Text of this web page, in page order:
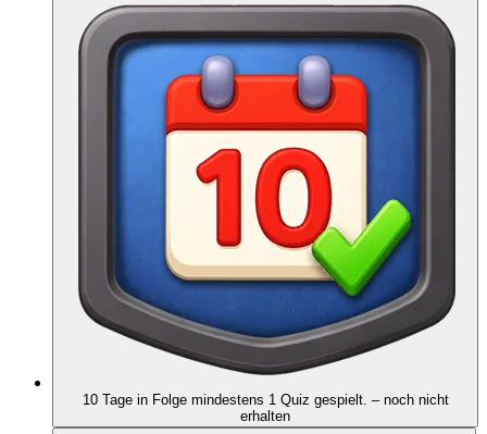
10 Tage in Folge mindestens 1 Quiz gespielt. – noch nicht
erhalten